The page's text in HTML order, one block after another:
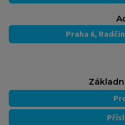
Praha 6,